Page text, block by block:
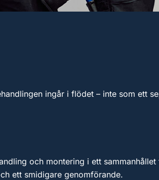
ingår i flödet – inte som ett
och montering i ett
ett smidigare genomförande.